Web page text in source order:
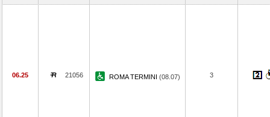
06.25 21056 ROMA TERMINI (08.07) 3